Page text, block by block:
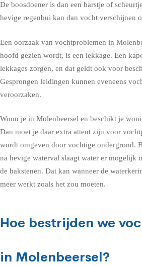
De boosdoener is dan een barstje of
hevige regenbui kan dan vocht verschijnen
Een oorzaak van vochtproblemen in
hoofd gezien wordt, is een lekkage. Een
lekkages zorgen, en dat geldt ook voor
Gesprongen leidingen kunnen eveneens
veroorzaken.
Woon je in Molenbeersel en beschikt je
Dan moet je daar extra attent zijn voor
wordt omgeven door vochtige ondergrond.
na hevige waterval slaagt water er mogelijk
de bakstenen. Dat kan wanneer de
meer werkt zoals het zou moeten.
Hoe bestrijden we
in Molenbeersel?